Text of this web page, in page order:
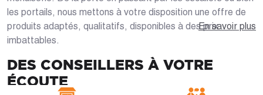
les portails, nous mettons à votre disposition une offre de
produits adaptés, qualitatifs, disponibles à des prix
imbattables.
DES CONSEILLERS À VOTRE
ÉCOUTE
En savoir plus